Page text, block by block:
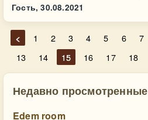
Гость, 30.08.2021
< 1 2 3 4 5 6 7
13
14 15 16 17 18
Недавно просмотренные
Edem room